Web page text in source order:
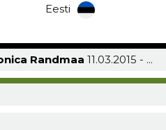
Eesti
Randmaa 11.03.2015 - ...